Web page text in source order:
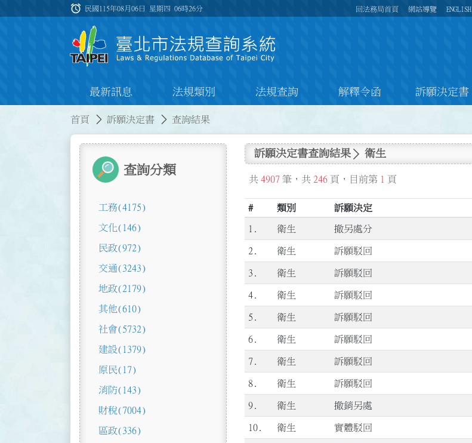
:::
alarm 民國115年08月06日 星期四06時26分 回法務局首頁 網站導覽 ENGLISH
最新訊息 法規類別 法規查詢 解釋令函 訴願決定書
首頁 訴願決定書 查詢結果
查詢分類
工務(4175)
文化(146)
民政(972)
交通(3243)
地政(2179)
其他(610)
社會(5732)
建設(1379)
原民(17)
消防(143)
財稅(7004)
區政(336)
訴願決定書查詢結果 衛生
共 4907 筆，共 246 頁，目前第 1 頁
# 類別 訴願決定
1. 衛生 撤另處分
2. 衛生 訴願駁回
3. 衛生 訴願駁回
4. 衛生 訴願駁回
5. 衛生 訴願駁回
6. 衛生 訴願駁回
7. 衛生 訴願駁回
8. 衛生 訴願駁回
9. 衛生 撤銷另處
10. 衛生 實體駁回